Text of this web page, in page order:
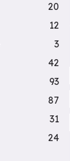
20
12
3
42
93
87
31
24